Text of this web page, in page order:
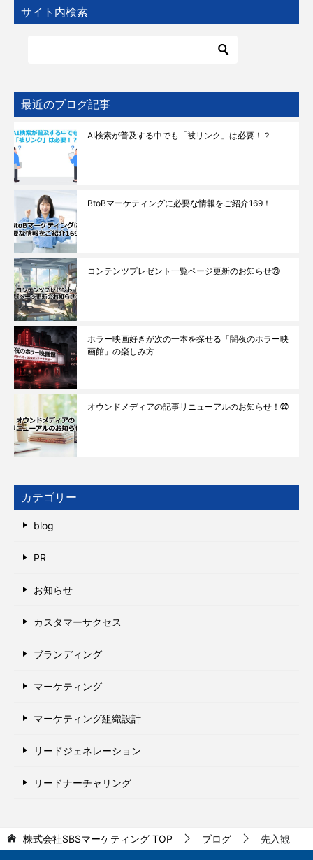
サイト内検索
最近のブログ記事
AI検索が普及する中でも「被リンク」は必要！？
BtoBマーケティングに必要な情報をご紹介169！
コンテンツプレゼント一覧ページ更新のお知らせ㉓
ホラー映画好きが次の一本を探せる「闇夜のホラー映
画館」の楽しみ方
オウンドメディアの記事リニューアルのお知らせ！㉒
カテゴリー
blog
PR
お知らせ
カスタマーサクセス
ブランディング
マーケティング
マーケティング組織設計
リードジェネレーション
リードナーチャリング
株式会社SBSマーケティング TOP ブログ 先入観